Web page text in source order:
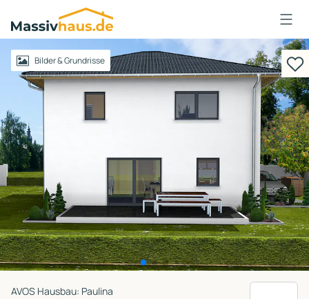
Massivhaus
Logo
AnmeldenBilder & Grundrisse
AVOS Hausbau: Paulina